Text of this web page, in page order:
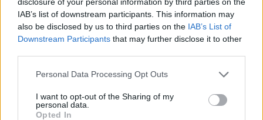
IAB’s list of downstream participants. This information may
also be disclosed by us to third parties on the IAB’s List of
Downstream Participants that may further disclose it to other
Personal Data Processing Opt Outs
I want to opt-out of the Sharing of my
personal data.
Opted In
57% - Τα νέα στοιχήματα σε
σύμβουλος της ΔΕΗ για την
ενέργειας